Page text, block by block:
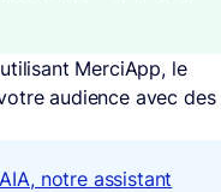
MerciApp, le
audience avec des
notre assistant